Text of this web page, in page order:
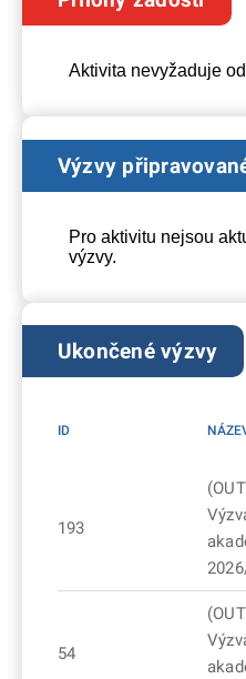
Aktivita nevyžaduje
Výzvy
Pro aktivitu nejsou
výzvy.
Ukončené výzvy
ID
193
54